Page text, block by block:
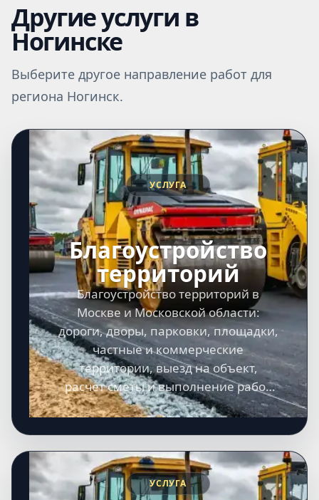
Другие услуги в
Ногинске
Выберите другое направление работ для
региона Ногинск.
УСЛУГА
Благоустройство
территорий
Благоустройство территорий в
Москве и Московской области:
дороги, дворы, парковки, площадки,
частные и коммерческие
территории, выезд на объект,
расчет сметы и выполнение работ
под ключ.
УСЛУГА